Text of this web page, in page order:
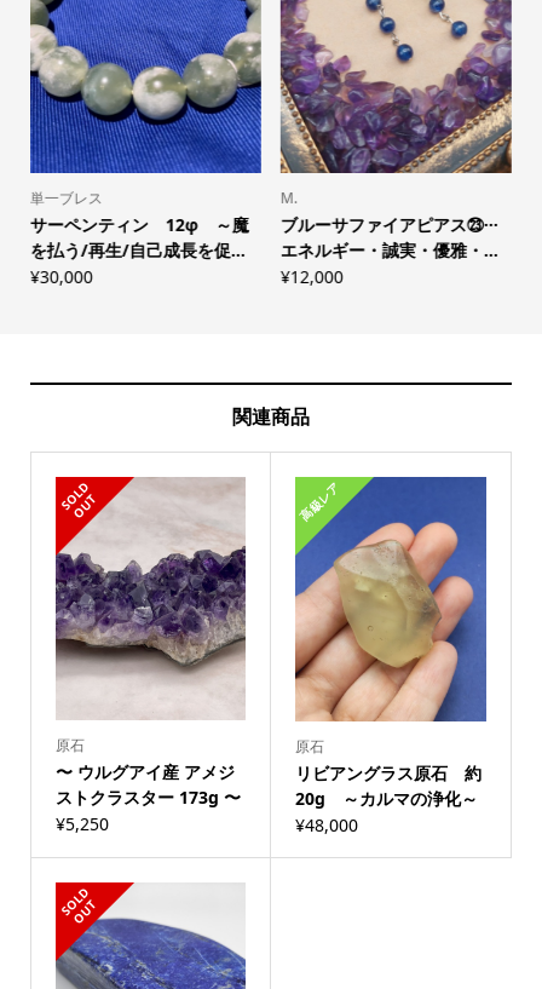
単一ブレス
サーペンティン 12φ ～魔
を払う/再生/自己成長を促...
¥30,000
M.
ブルーサファイアピアス㉓···
エネルギー・誠実・優雅・...
¥12,000
関連商品
S
O
L
D
O
U
T
原石
〜 ウルグアイ産 アメジ
ストクラスター 173g 〜
¥5,250
高級レア
原石
リビアングラス原石 約
20g ～カルマの浄化～
¥48,000
S
O
L
D
O
U
T